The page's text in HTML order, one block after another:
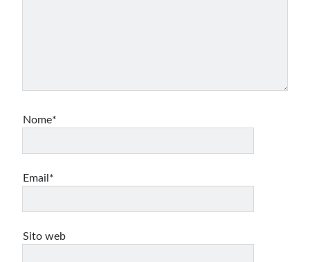
Nome*
Email*
Sito web